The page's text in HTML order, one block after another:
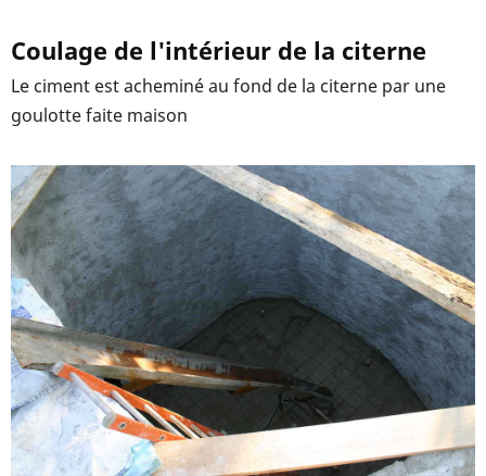
Coulage de l'intérieur de la citerne
Le ciment est acheminé au fond de la citerne par une
goulotte faite maison